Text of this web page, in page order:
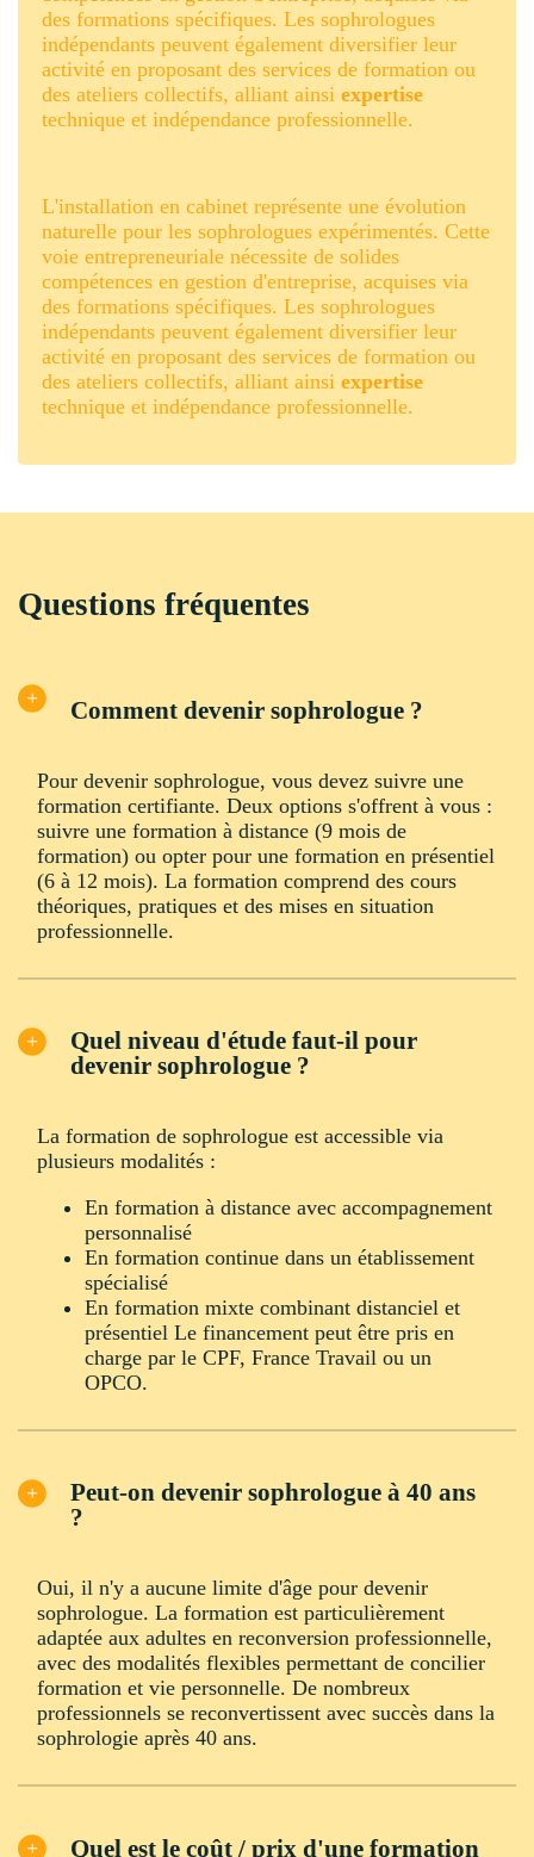
des formations spécifiques. Les sophrologues
indépendants peuvent également diversifier leur
activité en proposant des services de formation ou
des ateliers collectifs, alliant ainsi expertise
technique et indépendance professionnelle.
L'installation en cabinet représente une évolution
naturelle pour les sophrologues expérimentés. Cette
voie entrepreneuriale nécessite de solides
compétences en gestion d'entreprise, acquises via
des formations spécifiques. Les sophrologues
indépendants peuvent également diversifier leur
activité en proposant des services de formation ou
des ateliers collectifs, alliant ainsi expertise
technique et indépendance professionnelle.
Questions fréquentes
Comment devenir sophrologue ?
Pour devenir sophrologue, vous devez suivre une
formation certifiante. Deux options s'offrent à vous :
suivre une formation à distance (9 mois de
formation) ou opter pour une formation en présentiel
(6 à 12 mois). La formation comprend des cours
théoriques, pratiques et des mises en situation
professionnelle.
Quel niveau d'étude faut-il pour
devenir sophrologue ?
La formation de sophrologue est accessible via
plusieurs modalités :
En formation à distance avec accompagnement
personnalisé
En formation continue dans un établissement
spécialisé
En formation mixte combinant distanciel et
présentiel Le financement peut être pris en
charge par le CPF, France Travail ou un
OPCO.
Peut-on devenir sophrologue à 40 ans
?
Oui, il n'y a aucune limite d'âge pour devenir
sophrologue. La formation est particulièrement
adaptée aux adultes en reconversion professionnelle,
avec des modalités flexibles permettant de concilier
formation et vie personnelle. De nombreux
professionnels se reconvertissent avec succès dans la
sophrologie après 40 ans.
Quel est le coût / prix d'une formation